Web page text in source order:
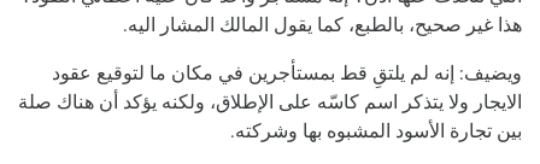
هذا غير صحيح، بالطبع، كما يقول المالك المشار اليه.
ويضيف: إنه لم يلتقِ قط بمستأجرين في مكان ما لتوقيع عقود
الايجار ولا يتذكر اسم كاسّه على الإطلاق، ولكنه يؤكد أن هناك صلة
بين تجارة الأسود المشبوه بها وشركته.